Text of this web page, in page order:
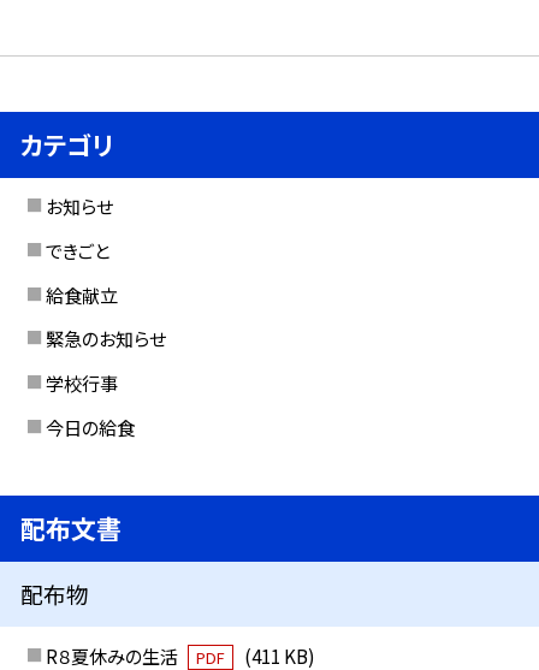
カテゴリ
お知らせ
できごと
給食献立
緊急のお知らせ
学校行事
今日の給食
配布文書
配布物
R８夏休みの生活 PDF
(411 KB)